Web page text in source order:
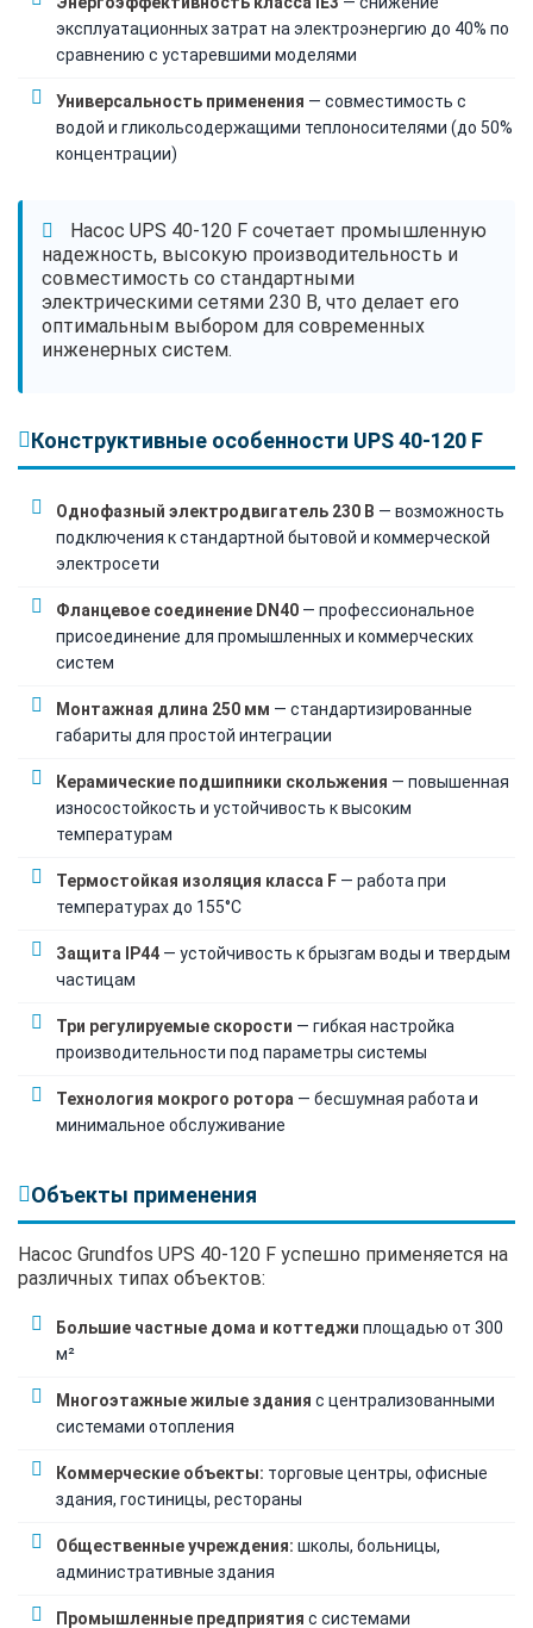
эксплуатационных затрат на электроэнергию до 40% по
сравнению с устаревшими моделями
Универсальность применения — совместимость с
водой и гликольсодержащими теплоносителями (до 50%
концентрации)
Насос UPS 40-120 F сочетает промышленную
надежность, высокую производительность и
совместимость со стандартными
электрическими сетями 230 В, что делает его
оптимальным выбором для современных
инженерных систем.
Конструктивные особенности UPS 40-120 F
Однофазный электродвигатель 230 В — возможность
подключения к стандартной бытовой и коммерческой
электросети
Фланцевое соединение DN40 — профессиональное
присоединение для промышленных и коммерческих
систем
Монтажная длина 250 мм — стандартизированные
габариты для простой интеграции
Керамические подшипники скольжения — повышенная
износостойкость и устойчивость к высоким
температурам
Термостойкая изоляция класса F — работа при
температурах до 155°C
Защита IP44 — устойчивость к брызгам воды и твердым
частицам
Три регулируемые скорости — гибкая настройка
производительности под параметры системы
Технология мокрого ротора — бесшумная работа и
минимальное обслуживание
Объекты применения
Насос Grundfos UPS 40-120 F успешно применяется на
различных типах объектов:
Большие частные дома и коттеджи площадью от 300
м²
Многоэтажные жилые здания с централизованными
системами отопления
Коммерческие объекты: торговые центры, офисные
здания, гостиницы, рестораны
Общественные учреждения: школы, больницы,
административные здания
Промышленные предприятия с системами